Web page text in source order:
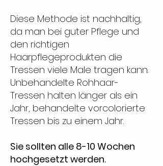
Diese Methode ist nachhaltig,
da man bei guter Pflege und
den richtigen
Haarpflegeprodukten die
Tressen viele Male tragen kann.
Unbehandelte Rohhaar-
Tressen halten länger als ein
Jahr, behandelte vorcolorierte
Tressen bis zu einem Jahr.
Sie sollten alle 8-10 Wochen
hochgesetzt werden.